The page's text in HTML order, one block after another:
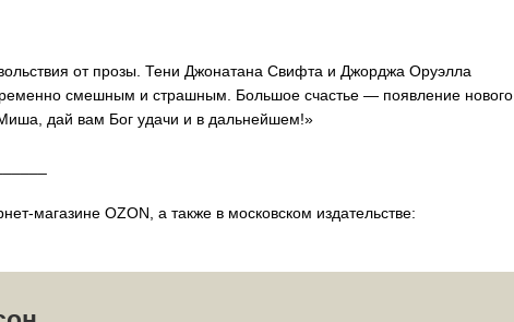
от прозы. Тени Джонатана Свифта и Джорджа Оруэлла
смешным и страшным. Большое счастье — появление нового
дай вам Бог удачи и в дальнейшем!»
магазине OZON, а также в московском издательстве: